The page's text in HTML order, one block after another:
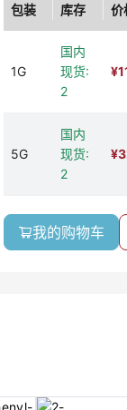
包装 库存 价
1G
国内
现货:
2
¥
5G
国内
现货:
2
¥
我的购物车